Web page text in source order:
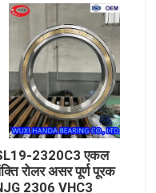
2320C3 एकल
रोलर असर पूर्ण पूरक
2306 VHC3